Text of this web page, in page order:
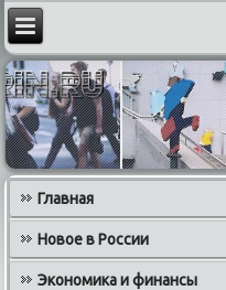
Главная
Новое в России
Экономика и финансы